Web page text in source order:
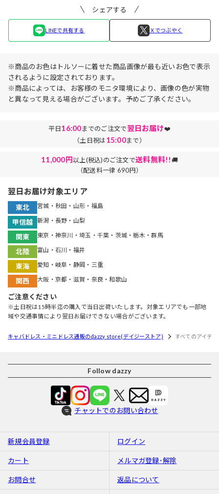
シェアする
LINEで共有する Ｘでつぶやく
※商品のお色はトルソーに着せた商品画像が最も近いお色で表示
されるように設定されております。
※商品によっては、お客様のモニタ環境により、画像の色が実物
と異なって見える場合がございます。予めご了承ください。
平日16:00までのご注文で翌日お届け❤️
（土日祝は15:00まで）
11,000円以上(税込)のご注文で送料無料!!🚚
（配送料一律 690円）
翌日お届け対象エリア
東北 宮城・秋田・山形・福島
甲信越 新潟・長野・山梨
関東 東京・神奈川・埼玉・千葉・茨城・栃木・群馬
北陸 富山・石川・福井
東海 愛知・岐阜・静岡・三重
関西 大阪・京都・滋賀・奈良・和歌山
ご注意ください
※土日祝は15時半迄の購入で当日出荷いたします。対象エリアでも一部地
域や交通事情により翌日お届けできない場合がございます。
キャバドレス・ミニドレス通販のdazzy store(デイジーストア) すべてのアイテム
Follow dazzy
チャットでのお問い合わせ
新規会員登録 ログイン
カート メルマガ登録･解除
お問合せ 返品について